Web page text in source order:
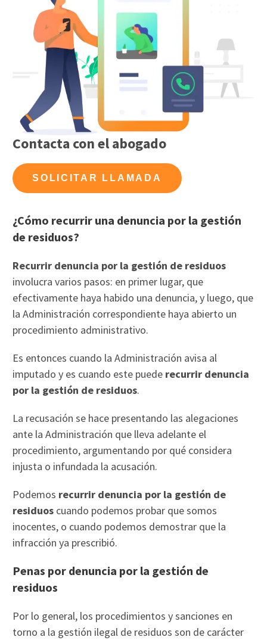
Contacta con el abogado
SOLICITAR LLAMADA
¿Cómo recurrir una denuncia por la gestión
de residuos?
Recurrir denuncia por la gestión de residuos
involucra varios pasos: en primer lugar, que
efectivamente haya habido una denuncia, y luego, que
la Administración correspondiente haya abierto un
procedimiento administrativo.
Es entonces cuando la Administración avisa al
imputado y es cuando este puede recurrir denuncia
por la gestión de residuos.
La recusación se hace presentando las alegaciones
ante la Administración que lleva adelante el
procedimiento, argumentando por qué considera
injusta o infundada la acusación.
Podemos recurrir denuncia por la gestión de
residuos cuando podemos probar que somos
inocentes, o cuando podemos demostrar que la
infracción ya prescribió.
Penas por denuncia por la gestión de
residuos
Por lo general, los procedimientos y sanciones en
torno a la gestión ilegal de residuos son de carácter